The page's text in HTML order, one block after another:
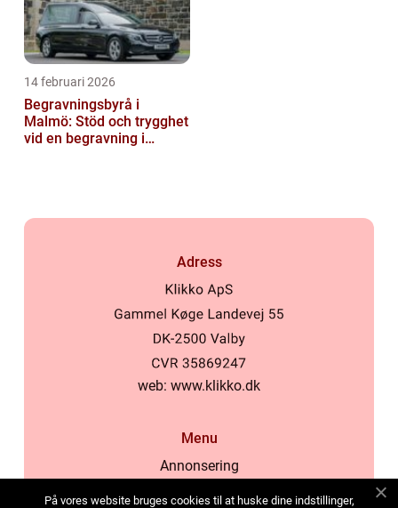
14 februari 2026
Begravningsbyrå i
Malmö: Stöd och trygghet
vid en begravning i
Adress
web: www.klikko.dk
Menu
Annonsering
På vores website bruges cookies til at huske dine indstillinger,